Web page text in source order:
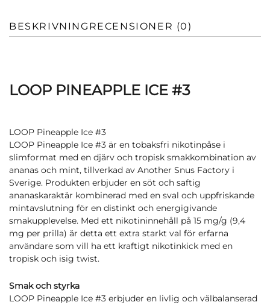
BESKRIVNING RECENSIONER (0)
LOOP PINEAPPLE ICE #3
LOOP Pineapple Ice #3
LOOP Pineapple Ice #3 är en tobaksfri nikotinpåse i
slimformat med en djärv och tropisk smakkombination av
ananas och mint, tillverkad av Another Snus Factory i
Sverige. Produkten erbjuder en söt och saftig
ananaskaraktär kombinerad med en sval och uppfriskande
mintavslutning för en distinkt och energigivande
smakupplevelse. Med ett nikotininnehåll på 15 mg/g (9,4
mg per prilla) är detta ett extra starkt val för erfarna
användare som vill ha ett kraftigt nikotinkick med en
tropisk och isig twist.
Smak och styrka
LOOP Pineapple Ice #3 erbjuder en livlig och välbalanserad